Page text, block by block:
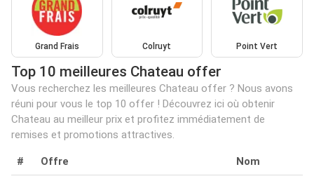
Grand Frais Colruyt Point Vert
Top 10 meilleures Chateau offer
Vous recherchez les meilleures Chateau offer ? Nous avons
réuni pour vous le top 10 offer ! Découvrez ici où obtenir
Chateau au meilleur prix et profitez immédiatement de
remises et promotions attractives.
# Offre Nom